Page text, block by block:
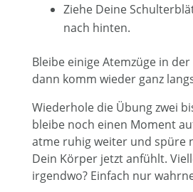
Ziehe Deine
nach hinten.
Bleibe einige Atemzüge in
dann komm wieder ganz
Wiederhole die Übung zwei
bleibe noch einen Moment
atme ruhig weiter und spüre
Dein Körper jetzt anfühlt.
irgendwo? Einfach nur